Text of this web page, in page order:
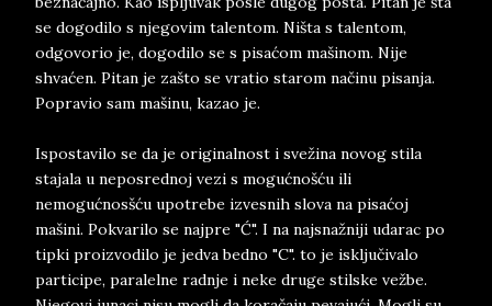
se dogodilo s njegovim talentom. Ništa s talentom,
odgovorio je, dogodilo se s pisaćom mašinom. Nije
shvaćen. Pitan je zašto se vratio starom načinu pisanja.
Popravio sam mašinu, kazao je.
Ispostavilo se da je originalnost i svežina novog stila
stajala u neposrednoj vezi s mogućnošću ili
nemogućnosšću upotrebe izvesnih slova na pisaćoj
mašini. Pokvarilo se najpre "Ć". I na najsnažniji udarac po
tipki proizvodilo je jedva bedno "C". to je isključivalo
participe, paralelne radnje i neke druge stilske vežbe.